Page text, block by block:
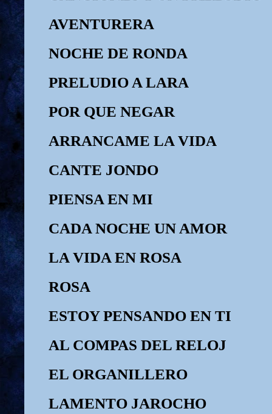
AVENTURERA
NOCHE DE RONDA
PRELUDIO A LARA
POR QUE NEGAR
ARRANCAME LA VIDA
CANTE JONDO
PIENSA EN MI
CADA NOCHE UN AMOR
LA VIDA EN ROSA
ROSA
ESTOY PENSANDO EN TI
AL COMPAS DEL RELOJ
EL ORGANILLERO
LAMENTO JAROCHO